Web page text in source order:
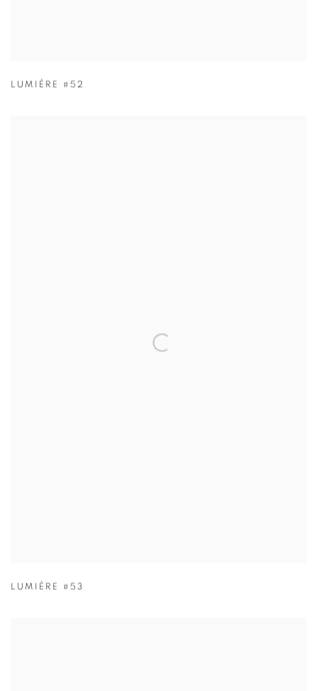
LUMIÈRE #52
LUMIÈRE #53